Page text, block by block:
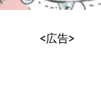
<広告>